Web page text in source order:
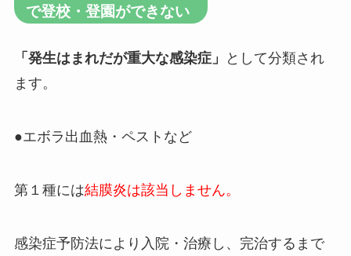
で登校・登園ができない
「発生はまれだが重大な感染症」
として分類され
ます。
●エボラ出血熱・ペストなど
第１種には結膜炎は該当しません。
感染症予防法により入院・治療し、完治するまで